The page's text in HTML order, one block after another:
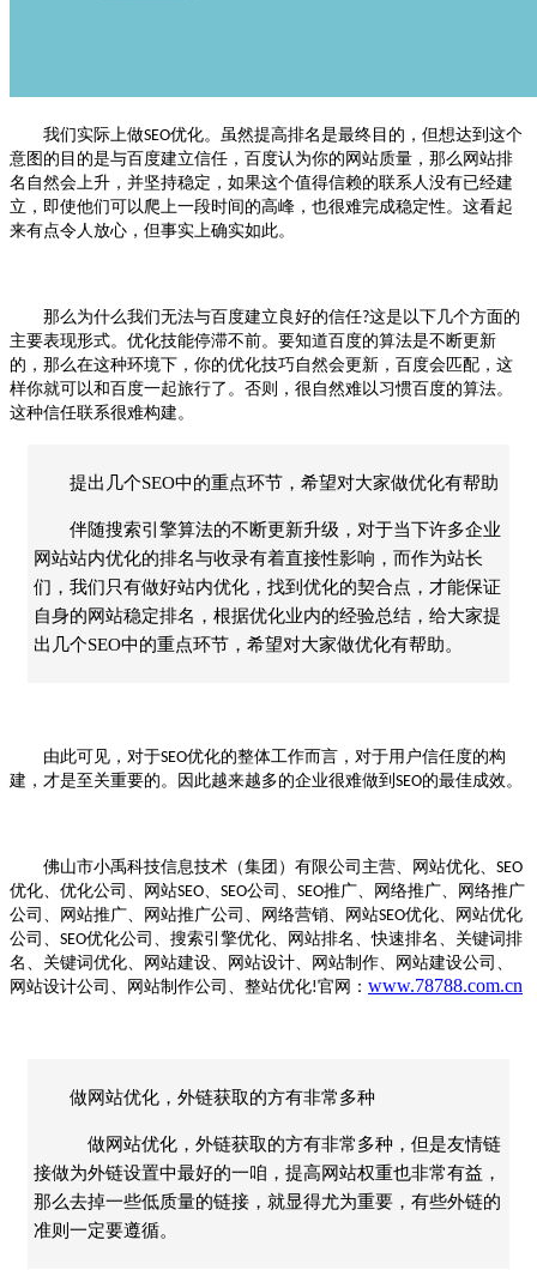
我们实际上做SEO优化。虽然提高排名是最终目的，但想达到这个
意图的目的是与百度建立信任，百度认为你的网站质量，那么网站排
名自然会上升，并坚持稳定，如果这个值得信赖的联系人没有已经建
立，即使他们可以爬上一段时间的高峰，也很难完成稳定性。这看起
来有点令人放心，但事实上确实如此。
那么为什么我们无法与百度建立良好的信任?这是以下几个方面的
主要表现形式。优化技能停滞不前。要知道百度的算法是不断更新
的，那么在这种环境下，你的优化技巧自然会更新，百度会匹配，这
样你就可以和百度一起旅行了。否则，很自然难以习惯百度的算法。
这种信任联系很难构建。
提出几个SEO中的重点环节，希望对大家做优化有帮助
伴随搜索引擎算法的不断更新升级，对于当下许多企业
网站站内优化的排名与收录有着直接性影响，而作为站长
们，我们只有做好站内优化，找到优化的契合点，才能保证
自身的网站稳定排名，根据优化业内的经验总结，给大家提
出几个SEO中的重点环节，希望对大家做优化有帮助。
由此可见，对于SEO优化的整体工作而言，对于用户信任度的构
建，才是至关重要的。因此越来越多的企业很难做到 SEO的最佳成效。
佛山市小禹科技信息技术（集团）有限公司主营、网站优化、 SEO
优化、优化公司、网站SEO SEO公司、 SEO推广、网络推广、网络推广
公司、网站推广、网站推广公司、网络营销、网站SEO优化、网站优化
公司、 SEO优化公司、搜索引擎优化、网站排名、快速排名、关键词排
名、关键词优化、网站建设、网站设计、网站制作、网站建设公司、
网站设计公司、网站制作公司、整站优化!官网： www.78788.com.cn
做网站优化，外链获取的方有非常多种
做网站优化，外链获取的方有非常多种，但是友情链
接做为外链设置中最好的一咱，提高网站权重也非常有益，
那么去掉一些低质量的链接，就显得尤为重要，有些外链的
准则一定要遵循。